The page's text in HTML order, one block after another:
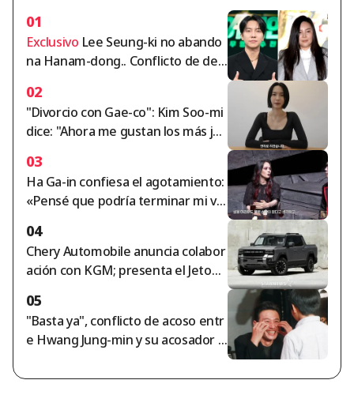
01
Exclusivo Lee Seung-ki no abando
na Hanam-dong.. Conflicto de dep
millones de wones con Cha Ga-wo
n se intensifica [Resumen]
02
"Divorcio con Gae-co": Kim Soo-mi
dice: "Ahora me gustan los más jóv
as groseras" [Soomi Challa]
03
Ha Ga-in confiesa el agotamiento:
«Pensé que podría terminar mi vid
04
Chery Automobile anuncia colabor
ación con KGM; presenta el Jetour
92 caballos'
05
"Basta ya", conflicto de acoso entr
e Hwang Jung-min y su acosador s
le a la defensa [Star Issue]